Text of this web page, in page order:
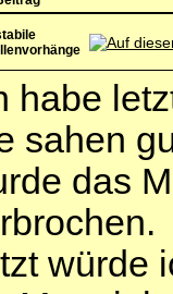
habe
sahen
das
würde